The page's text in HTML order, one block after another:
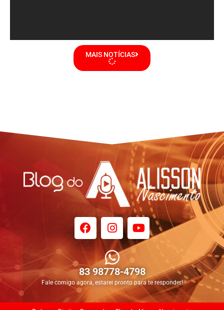
MAIS NOTÍCIAS
83 98778-4798
Fale comigo agora, estarei pronto para te responder!